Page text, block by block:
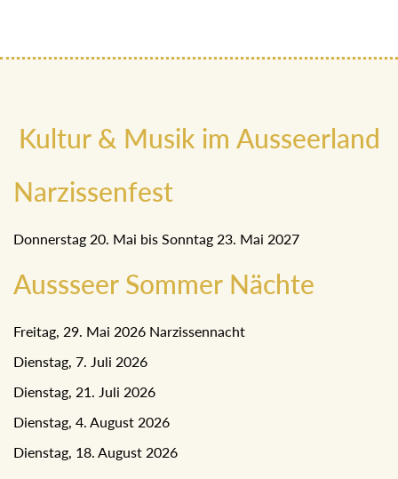
Kultur & Musik im Ausseerland
Narzissenfest
Donnerstag 20. Mai bis Sonntag 23. Mai 2027
Aussseer Sommer Nächte
Freitag, 29. Mai 2026 Narzissennacht
Dienstag, 7. Juli 2026
Dienstag, 21. Juli 2026
Dienstag, 4. August 2026
Dienstag, 18. August 2026